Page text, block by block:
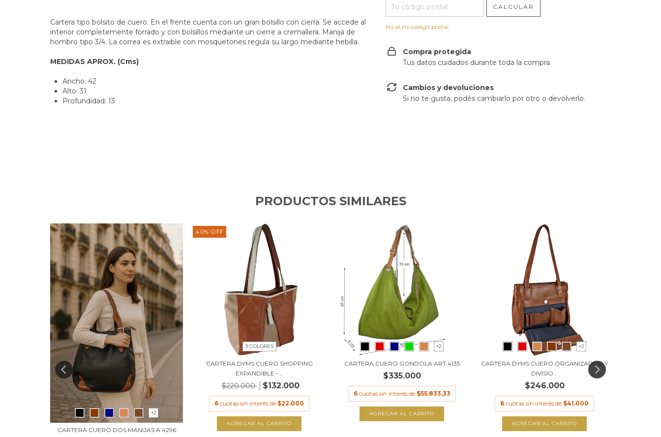
Cartera tipo bolsito de cuero. En el frente cuenta con un gran bolsillo con cierra. Se accede al
interior completemente forrado y con bolsillos mediante un cierre a cremallera. Manija de
hombro tipo 3/4. La correa es extraible con mosquetones regula su largo mediante hebilla.
MEDIDAS APROX. (Cms)
Ancho: 42
Alto: 31
Profundidad: 13
CALCULAR
No sé mi código postal
Compra protegida
Tus datos cuidados durante toda la compra.
Cambios y devoluciones
Si no te gusta, podés cambiarlo por otro o devolverlo.
PRODUCTOS SIMILARES
+2
CARTERA CUERO DOS MANIJAS A 4296
40% OFF
3 COLORES
CARTERA DYMS CUERO SHOPPING
EXPANDIBLE -...
$220.000 $132.000
6 cuotas sin interés de $22.000
AGREGAR AL CARRITO
+2
CARTERA CUERO GONDOLA ART.4135
$335.000
6 cuotas sin interés de $55.833,33
AGREGAR AL CARRITO
+2
CARTERA DYMS CUERO.ORGANIZADOR Y
DIVISIO...
$246.000
6 cuotas sin interés de $41.000
AGREGAR AL CARRITO